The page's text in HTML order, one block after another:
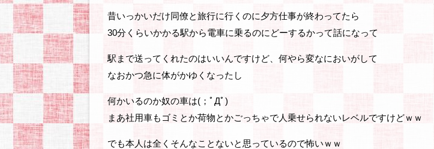
昔いっかいだけ同僚と旅行に行くのに夕方仕事が終わってたら
30分くらいかかる駅から電車に乗るのにどーするかって話になって
駅まで送ってくれたのはいいんですけど、何やら変なにおいがして
なおかつ急に体がかゆくなったし
何かいるのか奴の車は(；ﾟДﾟ)
まあ社用車もゴミとか荷物とかごっちゃで人乗せられないレベルですけどｗｗ
でも本人は全くそんなことないと思っているので怖いｗｗ